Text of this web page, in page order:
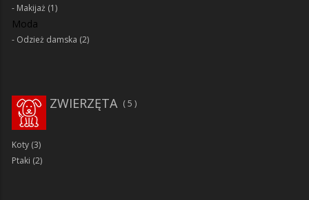
Makijaż (1)
Moda
Odzież damska (2)
ZWIERZĘTA 5
Koty (3)
Ptaki (2)